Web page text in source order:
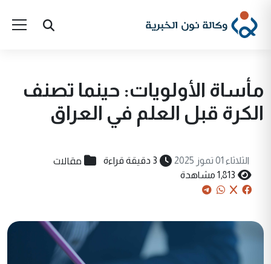
مأساة الأولويات: حينما تصنف
الكرة قبل العلم في العراق
الثلاثاء 01 تموز 2025 3 دقيقة قراءة مقالات
1,813 مشاهدة